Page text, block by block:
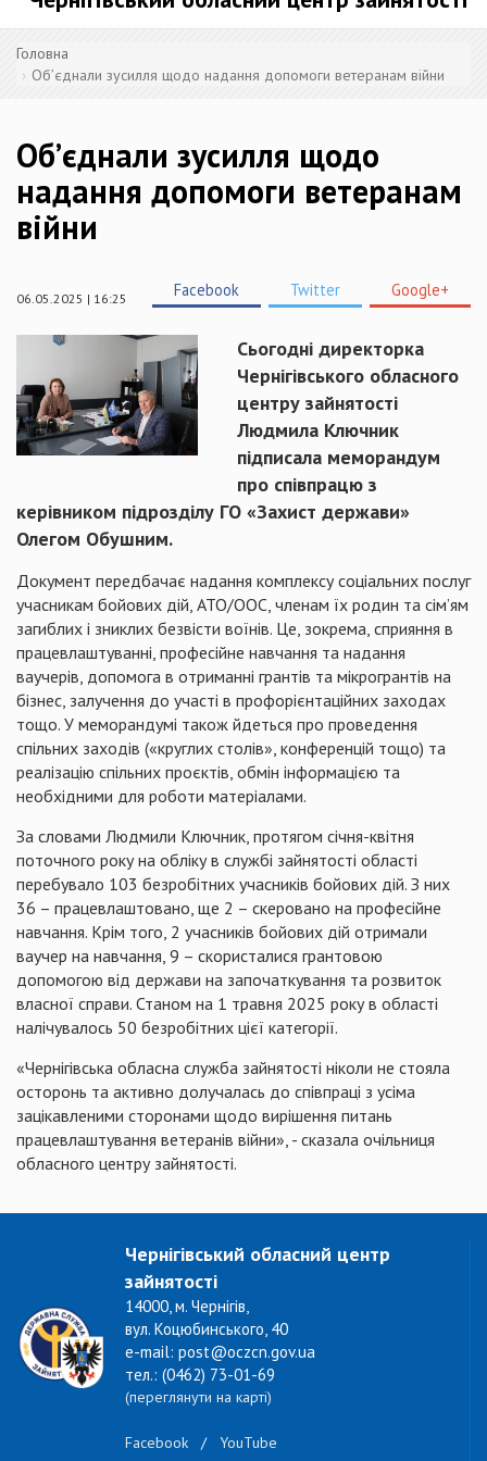
Головна
Об’єднали зусилля щодо надання допомоги ветеранам війни
Об’єднали зусилля щодо
надання допомоги ветеранам
війни
06.05.2025 | 16:25 Facebook Twitter Google+
Сьогодні директорка
Чернігівського обласного
центру зайнятості
Людмила Ключник
підписала меморандум
про співпрацю з
керівником підрозділу ГО «Захист держави»
Олегом Обушним.
Документ передбачає надання комплексу соціальних послуг
учасникам бойових дій, АТО/ООС, членам їх родин та сім’ям
загиблих і зниклих безвісти воїнів. Це, зокрема, сприяння в
працевлаштуванні, професійне навчання та надання
ваучерів, допомога в отриманні грантів та мікрогрантів на
бізнес, залучення до участі в профорієнтаційних заходах
тощо. У меморандумі також йдеться про проведення
спільних заходів («круглих столів», конференцій тощо) та
реалізацію спільних проєктів, обмін інформацією та
необхідними для роботи матеріалами.
За словами Людмили Ключник, протягом січня-квітня
поточного року на обліку в службі зайнятості області
перебувало 103 безробітних учасників бойових дій. З них
36 – працевлаштовано, ще 2 – скеровано на професійне
навчання. Крім того, 2 учасників бойових дій отримали
ваучер на навчання, 9 – скористалися грантовою
допомогою від держави на започаткування та розвиток
власної справи. Станом на 1 травня 2025 року в області
налічувалось 50 безробітних цієї категорії.
«Чернігівська обласна служба зайнятості ніколи не стояла
осторонь та активно долучалась до співпраці з усіма
зацікавленими сторонами щодо вирішення питань
працевлаштування ветеранів війни», - сказала очільниця
обласного центру зайнятості.
Чернігівський обласний центр
зайнятості
14000, м. Чернігів,
вул. Коцюбинського, 40
e-mail: post@oczcn.gov.ua
тел.: (0462) 73-01-69
(переглянути на карті)
Facebook / YouTube